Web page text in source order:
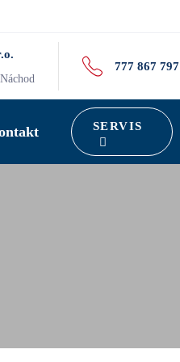
777 867 797
SERVIS